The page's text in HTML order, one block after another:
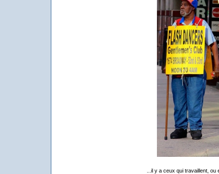
...il y a ceux qui travaillent,